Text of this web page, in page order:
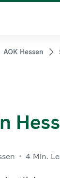
AOK Hessen
4 Min.